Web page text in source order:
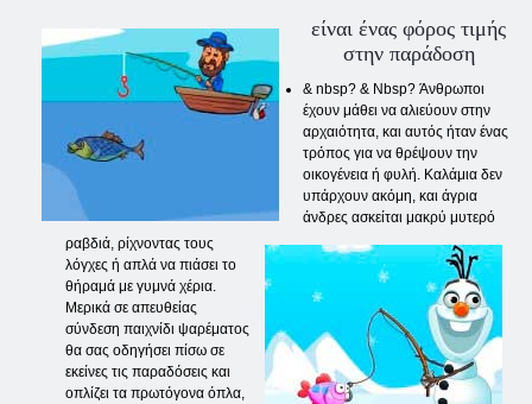
είναι ένας φόρος τιμής
στην παράδοση
& nbsp? & Nbsp? Άνθρωποι
έχουν μάθει να αλιεύουν στην
αρχαιότητα, και αυτός ήταν ένας
τρόπος για να θρέψουν την
οικογένεια ή φυλή. Καλάμια δεν
υπάρχουν ακόμη, και άγρια ​​
άνδρες ασκείται μακρύ μυτερό
ραβδιά, ρίχνοντας τους
λόγχες ή απλά να πιάσει το
θήραμά με γυμνά χέρια.
Μερικά σε απευθείας
σύνδεση παιχνίδι ψαρέματος
θα σας οδηγήσει πίσω σε
εκείνες τις παραδόσεις και
οπλίζει τα πρωτόγονα όπλα,